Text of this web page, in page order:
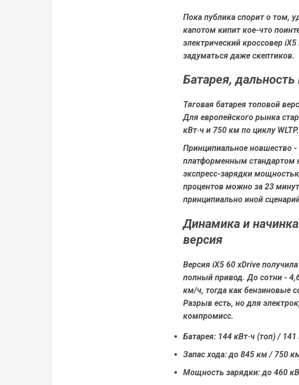
Пока публика спорит о том,
капотом кипит кое-что
электрический кроссовер
задуматься даже скептиков.
Батарея, дальность
Тяговая батарея топовой
Для европейского рынка
кВт·ч и 750 км по циклу
Принципиальное новшество -
платформенным стандартом
экспресс-зарядки
процентов можно за 23
принципиально иной
Динамика и
версия
Версия iX5 60 xDrive
полный привод. До сотни -
км/ч, тогда как бензиновые
Разрыв есть, но для
компромисс.
Батарея: 144 кВт·ч (топ) /
Запас хода: до 845 км / 750
Мощность зарядки: до 460